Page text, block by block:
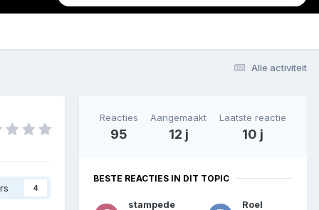
Alle activiteit
4
Reacties
95
Aangemaakt
12 j
Laatste reactie
10 j
BESTE REACTIES IN DIT TOPIC
stampede Roel